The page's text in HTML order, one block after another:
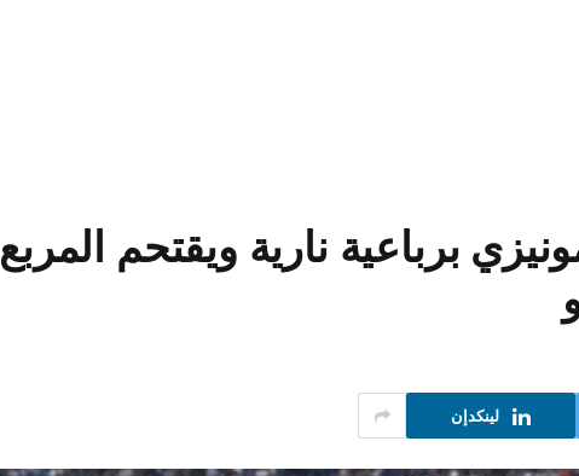
برباعية نارية ويقتحم المربع
لينكدإن